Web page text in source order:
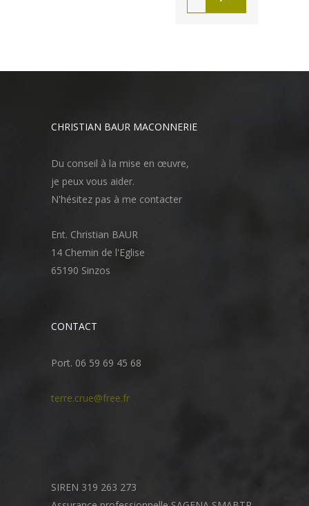
CHRISTIAN BAUR MACONNERIE
Du conseil à la mise en œuvre,
je peux vous aider.
N'hésitez pas à me contacter
Ent. Christian BAUR
14 Chemin de l'Eglise
65190 Sinzos
CONTACT
Port. 06 59 69 45 68
terre.crue@free.fr
SIREN 319 263 273